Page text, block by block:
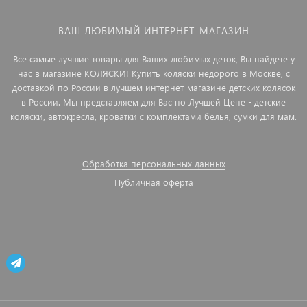
ВАШ ЛЮБИМЫЙ ИНТЕРНЕТ-МАГАЗИН
Все самые лучшие товары для Ваших любимых деток, Вы найдете у
нас в магазине КОЛЯСКИ! Купить коляски недорого в Москве, с
доставкой по России в лучшем интернет-магазине детских колясок
в России. Мы представляем для Вас по Лучшей Цене - детские
коляски, автокресла, кроватки с комплектами белья, сумки для мам.
Обработка персональных данных
Публичная оферта